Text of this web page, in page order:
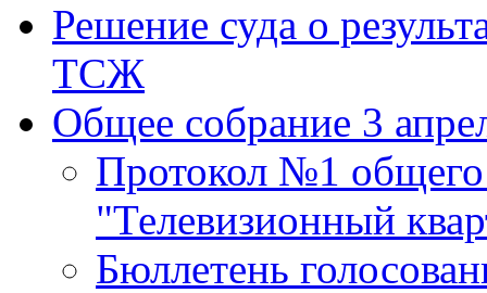
Решение суда о
ТСЖ
Общее собрание 3
Протокол №1
"Телевизионный
Бюллетень